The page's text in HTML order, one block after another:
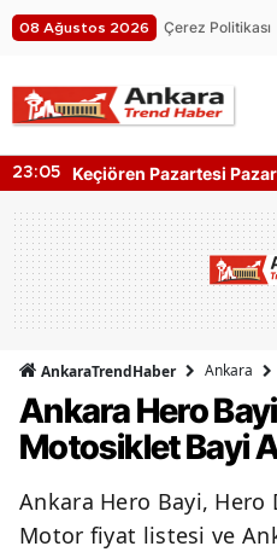
08 Ağustos 2026 Çerez Politikası
Nerede? Pazarın Yeri ve
AnkaraTrendHaber Ankara
Ankara Hero
Motosiklet Bayi
Ankara Hero Bayi, Hero
Motor fiyat listesi ve